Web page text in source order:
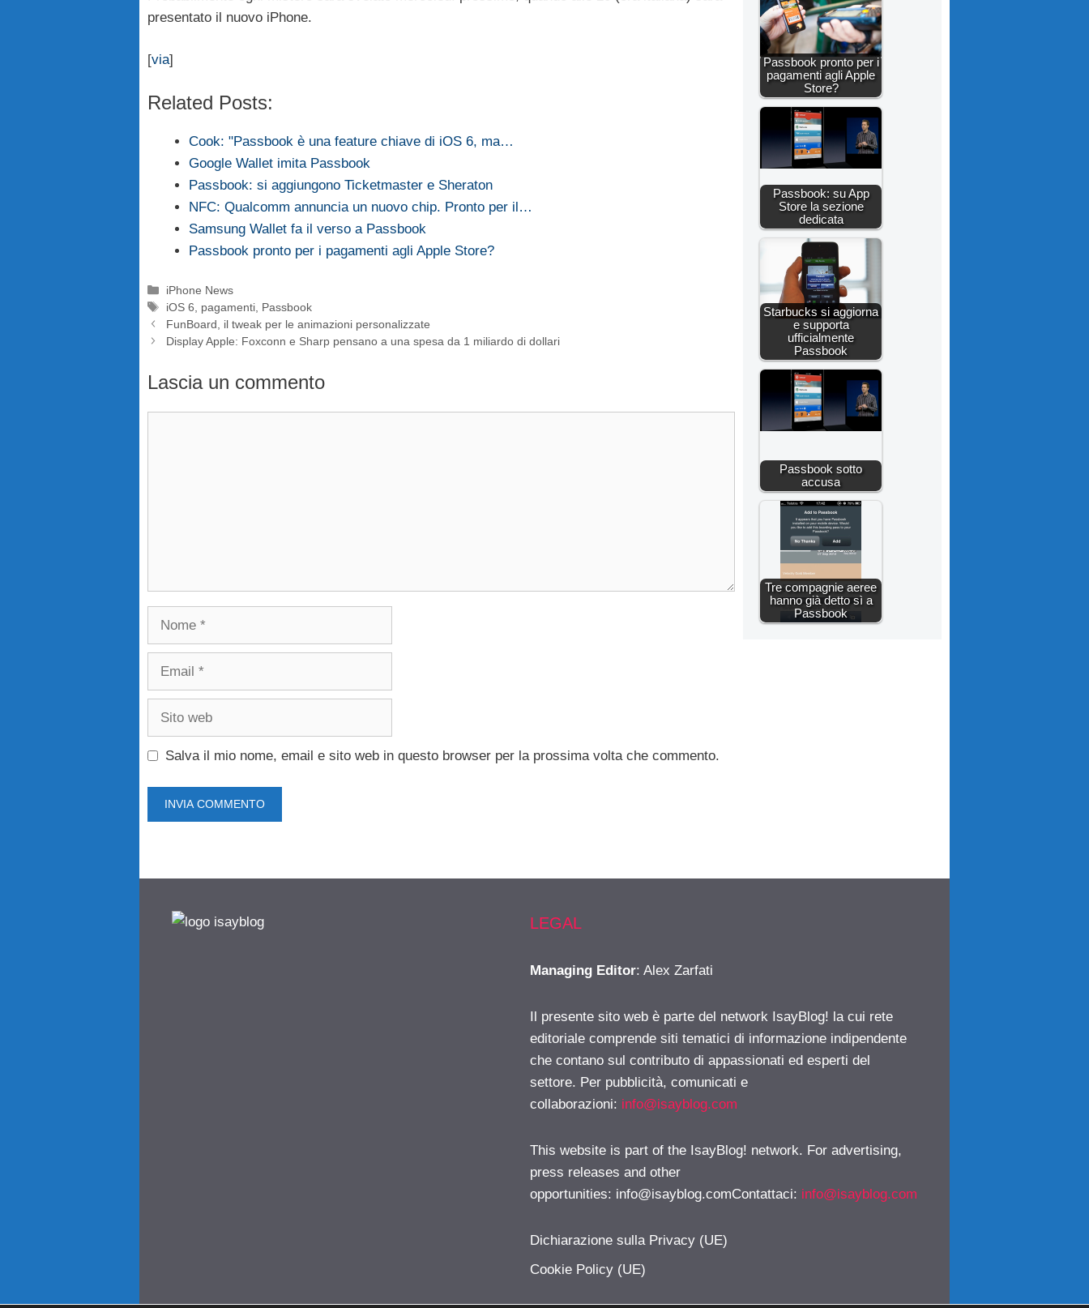
presentato il nuovo iPhone.
[via]
Related Posts:
Cook: "Passbook è una feature chiave di iOS 6, ma…
Google Wallet imita Passbook
Passbook: si aggiungono Ticketmaster e Sheraton
NFC: Qualcomm annuncia un nuovo chip. Pronto per il…
Samsung Wallet fa il verso a Passbook
Passbook pronto per i pagamenti agli Apple Store?
Categorie
iPhone News
Tag
iOS 6 pagamenti Passbook
FunBoard, il tweak per le animazioni personalizzate
Display Apple: Foxconn e Sharp pensano a una spesa da 1 miliardo di dollari
Lascia un commento
Salva il mio nome, email e sito web in questo browser per la prossima volta che commento.
Passbook pronto per i
pagamenti agli Apple
Store?
Passbook: su App
Store la sezione
dedicata
Starbucks si aggiorna
e supporta
ufficialmente
Passbook
Passbook sotto
accusa
Tre compagnie aeree
hanno già detto sì a
Passbook
LEGAL
Managing Editor: Alex Zarfati
Il presente sito web è parte del network IsayBlog! la cui rete
editoriale comprende siti tematici di informazione indipendente
che contano sul contributo di appassionati ed esperti del
settore. Per pubblicità, comunicati e
collaborazioni: info@isayblog.com
This website is part of the IsayBlog! network. For advertising,
press releases and other
opportunities: info@isayblog.comContattaci: info@isayblog.com
Dichiarazione sulla Privacy (UE)
Cookie Policy (UE)